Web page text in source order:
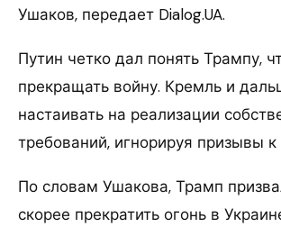
Ушаков, передает Dialog.UA.
Путин четко дал понять Трампу,
прекращать войну. Кремль и
настаивать на реализации
требований, игнорируя призывы к
По словам Ушакова, Трамп
скорее прекратить огонь в